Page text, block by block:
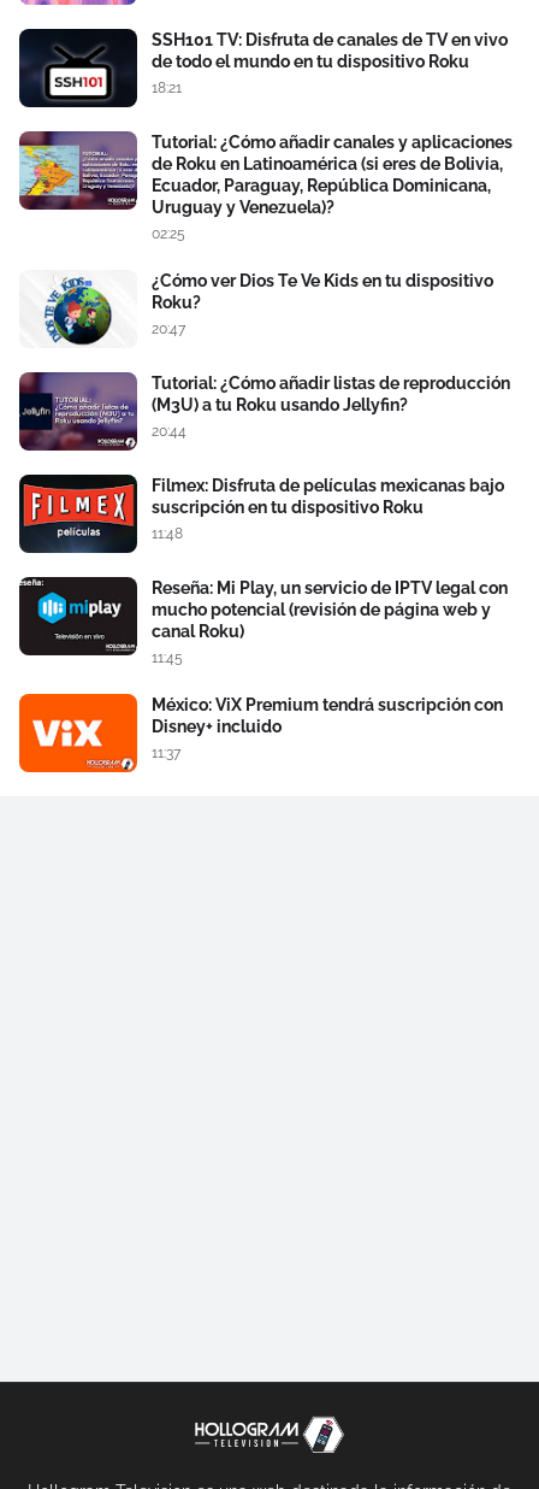
SSH101 TV: Disfruta de canales de TV en vivo
de todo el mundo en tu dispositivo Roku
18:21
Tutorial: ¿Cómo añadir canales y aplicaciones
de Roku en Latinoamérica (si eres de Bolivia,
Ecuador, Paraguay, República Dominicana,
Uruguay y Venezuela)?
02:25
¿Cómo ver Dios Te Ve Kids en tu dispositivo
Roku?
20:47
Tutorial: ¿Cómo añadir listas de reproducción
(M3U) a tu Roku usando Jellyfin?
20:44
Filmex: Disfruta de películas mexicanas bajo
suscripción en tu dispositivo Roku
11:48
Reseña: Mi Play, un servicio de IPTV legal con
mucho potencial (revisión de página web y
canal Roku)
11:45
México: ViX Premium tendrá suscripción con
Disney+ incluido
11:37